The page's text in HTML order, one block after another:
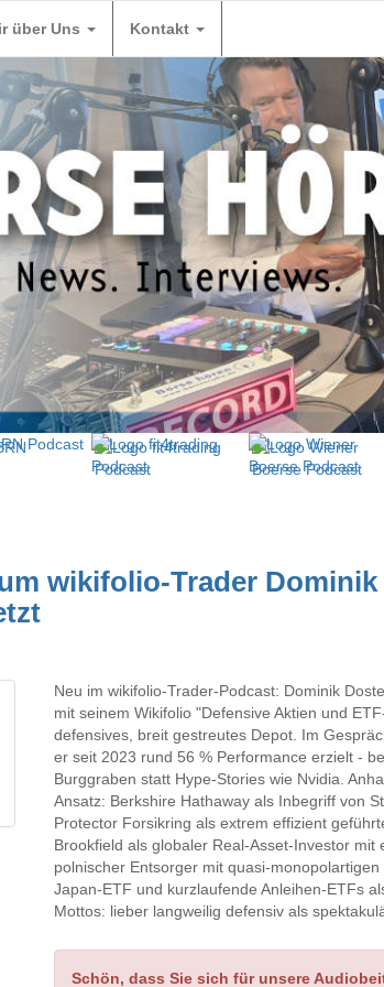
über Uns Kontakt
wikifolio-Trader
Neu im wikifolio-Trader-Podcast: Dominik
mit seinem Wikifolio "Defensive Aktien und
defensives, breit gestreutes Depot. Im
er seit 2023 rund 56 % Performance erzielt -
Burggraben statt Hype-Stories wie Nvidia.
Ansatz: Berkshire Hathaway als Inbegriff von
Protector Forsikring als extrem effizient
Brookfield als globaler Real-Asset-Investor
polnischer Entsorger mit quasi-
Japan-ETF und kurzlaufende Anleihen-ETFs
Mottos: lieber langweilig defensiv als
Schön, dass Sie sich für unsere